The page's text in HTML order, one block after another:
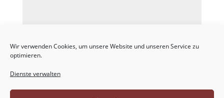
Wir verwenden Cookies, um unsere Website und unseren Service zu
optimieren.
Dienste verwalten